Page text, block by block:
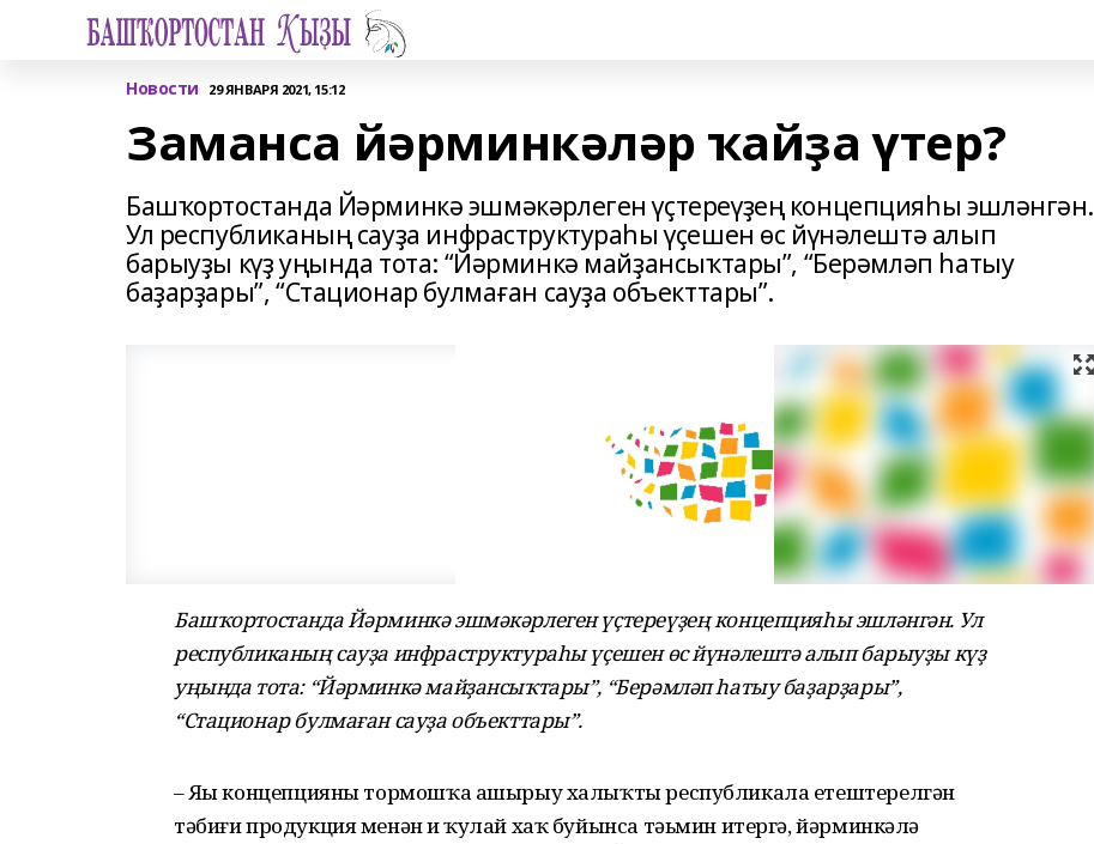
Новости 29 ЯНВАРЯ 2021, 15:12
Заманса йәрминкәләр ҡайҙа үтер?
Башҡортостанда Йәрминкә эшмәкәрлеген үҫтереүҙең концепцияһы эшләнгән.
Ул республиканың сауҙа инфраструктураһы үҫешен өс йүнәлештә алып
барыуҙы күҙ уңында тота: “Йәрминкә майҙансыҡтары”, “Берәмләп һатыу
баҙарҙары”, “Стационар булмаған сауҙа объекттары”.
Башҡортостанда Йәрминкә эшмәкәрлеген үҫтереүҙең концепцияһы эшләнгән. Ул
республиканың сауҙа инфраструктураһы үҫешен өс йүнәлештә алып барыуҙы күҙ
уңында тота: “Йәрминкә майҙансыҡтары”, “Берәмләп һатыу баҙарҙары”,
“Стационар булмаған сауҙа объекттары”.
– Яңы концепцияны тормошҡа ашырыу халыҡты республикала етештерелгән
тәбиғи продукция менән иң ҡулай хаҡ буйынса тәьмин итергә, йәрминкәлә